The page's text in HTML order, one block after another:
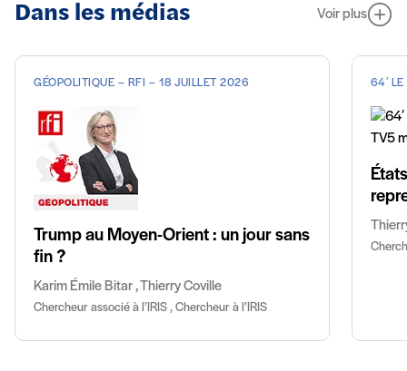
Dans les médias Voir plus
GÉOPOLITIQUE – RFI – 18 JUILLET 2026
Trump au Moyen-Orient : un jour sans
fin ?
Karim Émile Bitar , Thierry Coville
Chercheur associé à l’IRIS , Chercheur à l’IRIS
64′